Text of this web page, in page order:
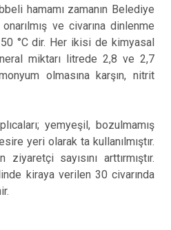
Yenişehir
Yıldırım
hamamı zamanın Belediye
ve civarına dinlenme
50 °C dir. Her ikisi de kimyasal
miktarı litrede 2,8 ve 2,7
olmasına karşın, nitrit
yemyeşil, bozulmamış
yeri olarak ta kullanılmıştır.
sayısını arttırmıştır.
kiraya verilen 30 civarında